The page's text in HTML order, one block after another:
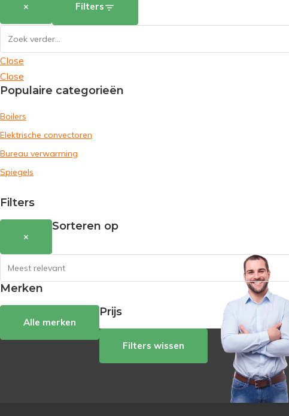
× Filters
Close
Close
Populaire categorieën
Boilers
Elektrische convectoren
Bureau verwarming
Spiegels
Filters
×
Sorteren op
Merken
Alle merken
Prijs
Filters wissen